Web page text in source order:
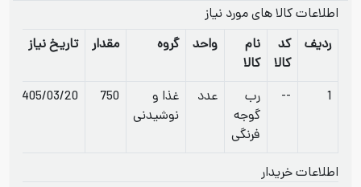
اطلاعات کالا های مورد نیاز
ردیف
کد
کالا
نام
کالا
واحد گروه مقدار تاریخ نیاز
1
--
رب
گوجه
فرنگی
عدد
غذا و
نوشیدنی
750
1405/03/20
اطلاعات خریدار